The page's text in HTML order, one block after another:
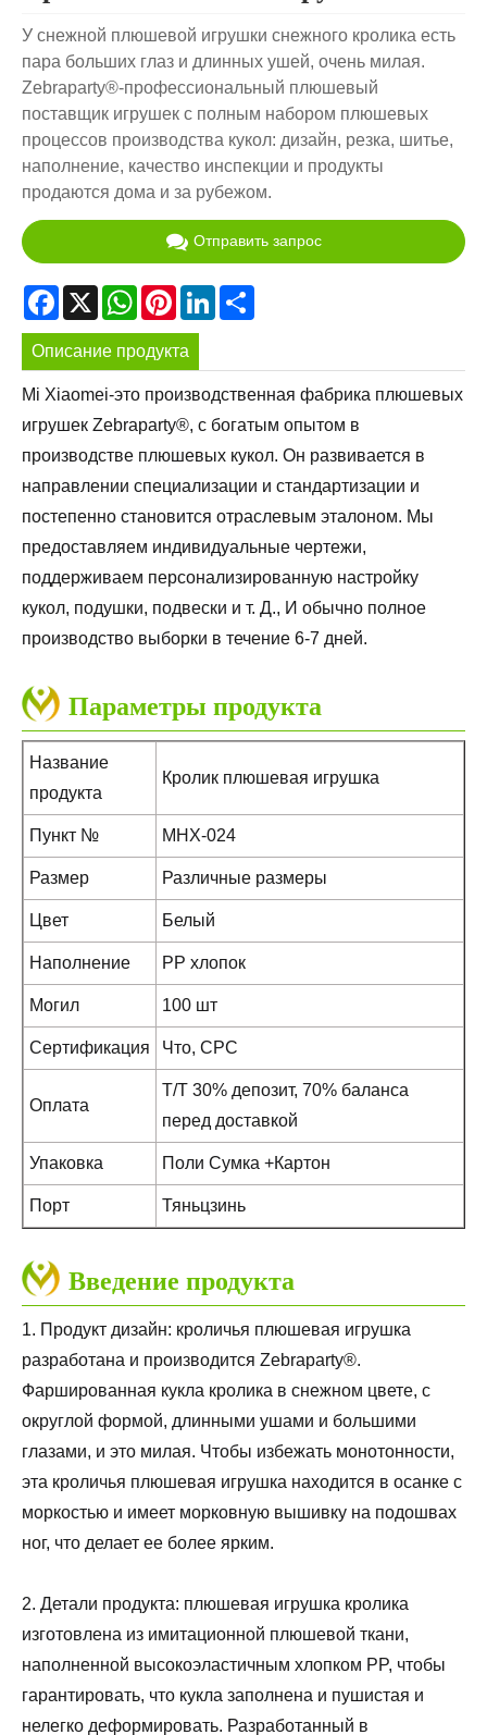
У снежной плюшевой игрушки снежного кролика есть
пара больших глаз и длинных ушей, очень милая.
Zebraparty®-профессиональный плюшевый
поставщик игрушек с полным набором плюшевых
процессов производства кукол: дизайн, резка, шитье,
наполнение, качество инспекции и продукты
продаются дома и за рубежом.
Отправить запрос
Facebook
X WhatsApp
PinterestLinkedIn
Описание продукта
Mi Xiaomei-это производственная фабрика плюшевых
игрушек Zebraparty®, с богатым опытом в
производстве плюшевых кукол. Он развивается в
направлении специализации и стандартизации и
постепенно становится отраслевым эталоном. Мы
предоставляем индивидуальные чертежи,
поддерживаем персонализированную настройку
кукол, подушки, подвески и т. Д., И обычно полное
производство выборки в течение 6-7 дней.
Параметры продукта
Название
продукта
Кролик плюшевая игрушка
Пункт № MHX-024
Размер Различные размеры
Цвет Белый
Наполнение PP хлопок
Могил 100 шт
Сертификация Что, CPC
Оплата
T/T 30% депозит, 70% баланса
перед доставкой
Упаковка Поли Сумка +Картон
Порт Тяньцзинь
Введение продукта
1. Продукт дизайн: кроличья плюшевая игрушка
разработана и производится Zebraparty®.
Фаршированная кукла кролика в снежном цвете, с
округлой формой, длинными ушами и большими
глазами, и это милая. Чтобы избежать монотонности,
эта кроличья плюшевая игрушка находится в осанке с
моркостью и имеет морковную вышивку на подошвах
ног, что делает ее более ярким.
2. Детали продукта: плюшевая игрушка кролика
изготовлена ​​из имитационной плюшевой ткани,
наполненной высокоэластичным хлопком PP, чтобы
гарантировать, что кукла заполнена и пушистая и
нелегко деформировать. Разработанный в